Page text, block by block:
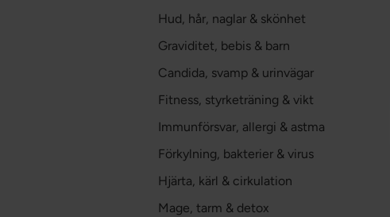
Hud, hår, naglar & skönhet
Graviditet, bebis & barn
Candida, svamp & urinvägar
Fitness, styrketräning & vikt
Immunförsvar, allergi & astma
Förkylning, bakterier & virus
Hjärta, kärl & cirkulation
Mage, tarm & detox